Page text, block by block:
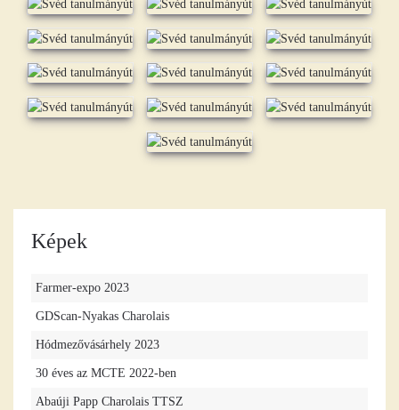
Képek
Farmer-expo 2023
GDScan-Nyakas Charolais
Hódmezővásárhely 2023
30 éves az MCTE 2022-ben
Abaúji Papp Charolais TTSZ